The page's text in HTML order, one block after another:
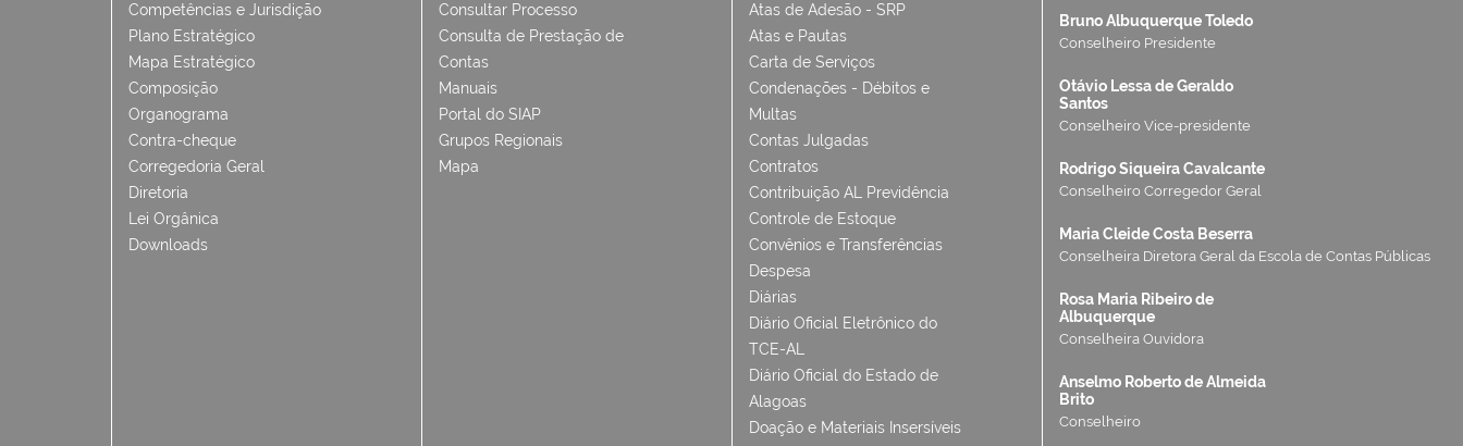
Competências e Jurisdição
Plano Estratégico
Mapa Estratégico
Composição
Organograma
Contra-cheque
Corregedoria Geral
Diretoria
Lei Orgânica
Downloads
Consultar Processo
Consulta de Prestação de
Contas
Manuais
Portal do SIAP
Grupos Regionais
Mapa
Atas de Adesão - SRP
Atas e Pautas
Carta de Serviços
Condenações - Débitos e
Multas
Contas Julgadas
Contratos
Contribuição AL Previdência
Controle de Estoque
Convênios e Transferências
Despesa
Diárias
Diário Oficial Eletrônico do
TCE-AL
Diário Oficial do Estado de
Alagoas
Doação e Materiais Insersíveis
Bruno Albuquerque Toledo
Conselheiro Presidente
Otávio Lessa de Geraldo
Santos
Conselheiro Vice-presidente
Rodrigo Siqueira Cavalcante
Conselheiro Corregedor Geral
Maria Cleide Costa Beserra
Conselheira Diretora Geral da Escola de Contas Públicas
Rosa Maria Ribeiro de
Albuquerque
Conselheira Ouvidora
Anselmo Roberto de Almeida
Brito
Conselheiro